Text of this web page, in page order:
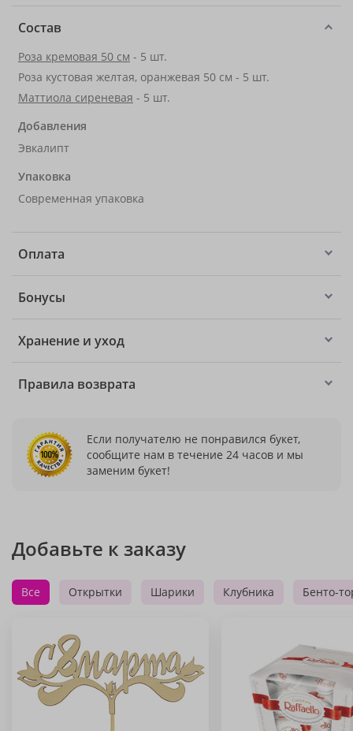
Состав
Роза кремовая 50 см - 5 шт.
Роза кустовая желтая, оранжевая 50 см - 5 шт.
Маттиола сиреневая - 5 шт.
Добавления
Эвкалипт
Упаковка
Современная упаковка
Оплата
Бонусы
Хранение и уход
Правила возврата
Если получателю не понравился букет,
сообщите нам в течение 24 часов и мы
заменим букет!
Добавьте к заказу
Все Открытки Шарики Клубника Бенто-